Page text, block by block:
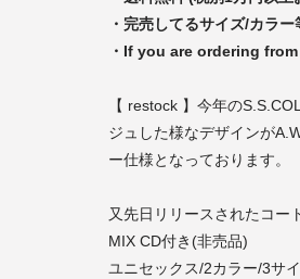
・完売してるサイズ/カラ
・If you are ordering
【 restock 】今年の
ジュした様なデザインが
ー仕様となっております。
又先日リリースされたコー
MIX CD付き(非売品)
ユニセックス/2カラー/3サイ